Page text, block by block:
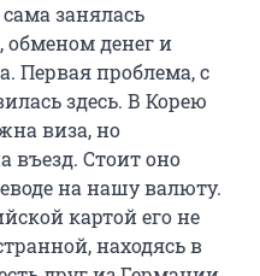
занялась
денег и
Первая проблема, с
здесь. В Корею
виза, но
въезд. Стоит оно
на нашу валюту.
картой его не
находясь в